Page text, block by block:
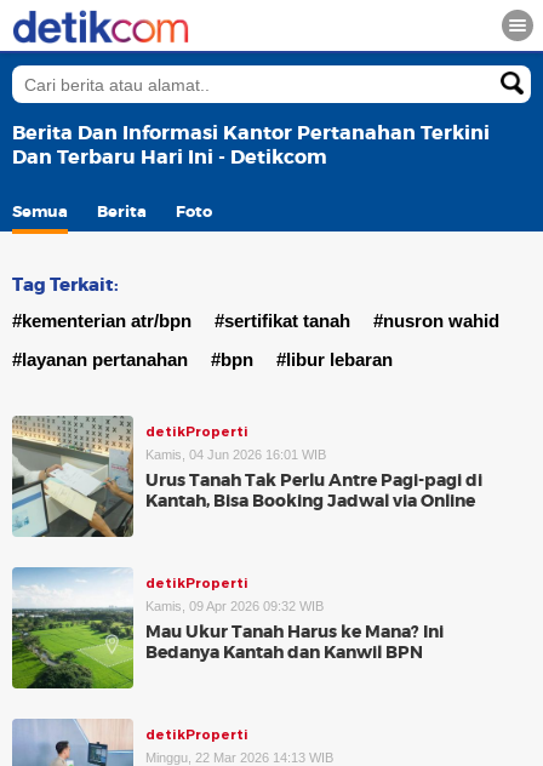
Berita Dan Informasi Kantor Pertanahan Terkini
Dan Terbaru Hari Ini - Detikcom
Semua Berita Foto
Tag Terkait:
#kementerian atr/bpn #sertifikat tanah
#nusron wahid
#layanan pertanahan
#bpn #libur lebaran
detikProperti
Kamis, 04 Jun 2026 16:01 WIB
Urus Tanah Tak Perlu Antre Pagi-pagi di
Kantah, Bisa Booking Jadwal via Online
detikProperti
Kamis, 09 Apr 2026 09:32 WIB
Mau Ukur Tanah Harus ke Mana? Ini
Bedanya Kantah dan Kanwil BPN
detikProperti
Minggu, 22 Mar 2026 14:13 WIB